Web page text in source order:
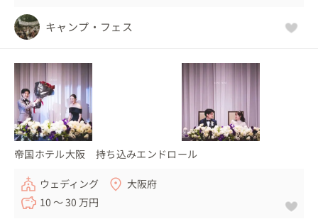
キャンプ・フェス
帝国ホテル大阪 持ち込みエンドロール
ウェディング
大阪府
10 〜 30 万円